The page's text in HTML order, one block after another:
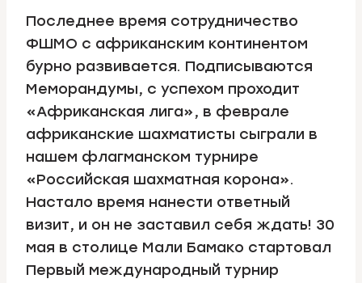
Последнее время сотрудничество
ФШМО с африканским континентом
бурно развивается. Подписываются
Меморандумы, с успехом проходит
«Африканская лига», в феврале
африканские шахматисты сыграли в
нашем флагманском турнире
«Российская шахматная корона».
Настало время нанести ответный
визит, и он не заставил себя ждать! 30
мая в столице Мали Бамако стартовал
Первый международный турнир